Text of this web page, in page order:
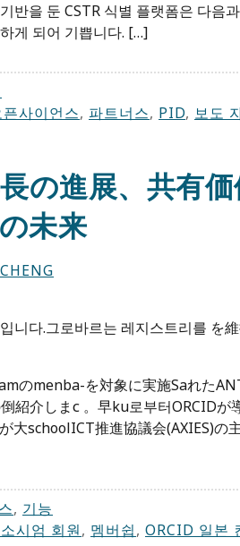
을 둔 CSTR 식별 플랫폼은 다음
게 되어 기쁩니다. […]
픈사이언스, 파트너스, PID, 보도
の進展、共有
未来
니다.그로바르는 레지스트리를 を
のmenba-を対象に実施Saれた
紹介しまс 。早ku로부터ORCIDが
大schoolICT推進協議会(AXIES)の
, 기능
시엄 회원, 멤버쉽, ORCID 일본